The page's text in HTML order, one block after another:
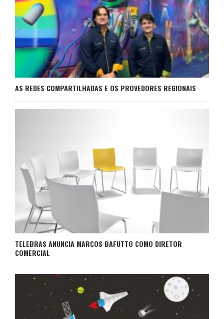
AS REDES COMPARTILHADAS E OS PROVEDORES REGIONAIS
TELEBRAS ANUNCIA MARCOS BAFUTTO COMO DIRETOR
COMERCIAL